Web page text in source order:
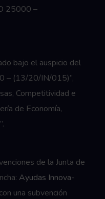
25000 –
bajo el auspicio del
– (13/20/IN/015)”,
Competitividad e
de Economía,
de la Junta de
Ayudas Innova-
una subvención